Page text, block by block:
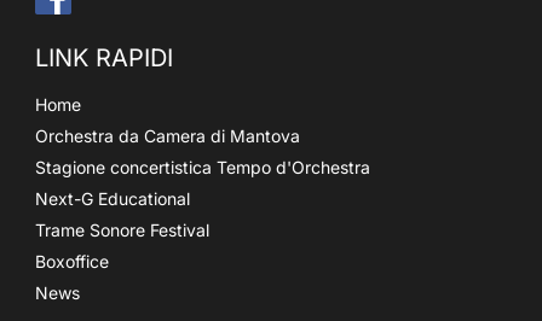
LINK RAPIDI
Home
Orchestra da Camera di Mantova
Stagione concertistica Tempo d'Orchestra
Next-G Educational
Trame Sonore Festival
Boxoffice
News